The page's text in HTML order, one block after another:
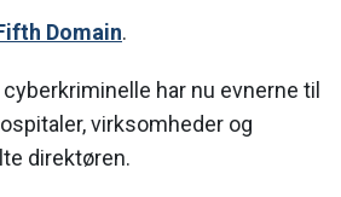
Domain.
har nu evnerne til
virksomheder og
direktøren.